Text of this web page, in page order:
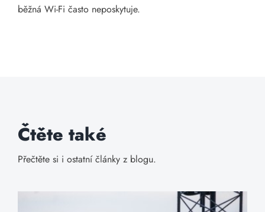
běžná Wi-Fi často neposkytuje.
Čtěte také
Přečtěte si i ostatní články z blogu.